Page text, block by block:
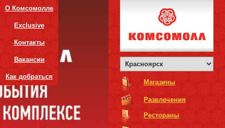
О Комсомолле
Exclusive
Контакты
Вакансии
Как добраться
Магазины
Развлечения
Рестораны